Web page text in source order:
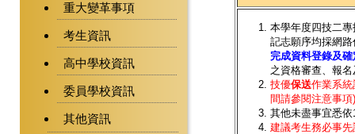
重大變革事項
考生資訊
高中學校資訊
委員學校資訊
其他資訊
本學年度四技二專
記志願序均採網
完成資料登錄及
之資格審查、報
技優保送作業系
間請參閱注意事項)
其他未盡事宜悉
建議考生務必事先